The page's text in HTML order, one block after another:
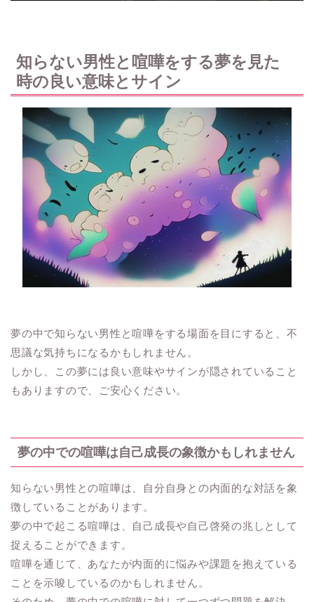
知らない男性と喧嘩をする夢を見た
時の良い意味とサイン
夢の中で知らない男性と喧嘩をする場面を目にすると、不
思議な気持ちになるかもしれません。
しかし、この夢には良い意味やサインが隠されていること
もありますので、ご安心ください。
夢の中での喧嘩は自己成長の象徴かもしれません
知らない男性との喧嘩は、自分自身との内面的な対話を象
徴していることがあります。
夢の中で起こる喧嘩は、自己成長や自己啓発の兆しとして
捉えることができます。
喧嘩を通じて、あなたが内面的に悩みや課題を抱えている
ことを示唆しているのかもしれません。